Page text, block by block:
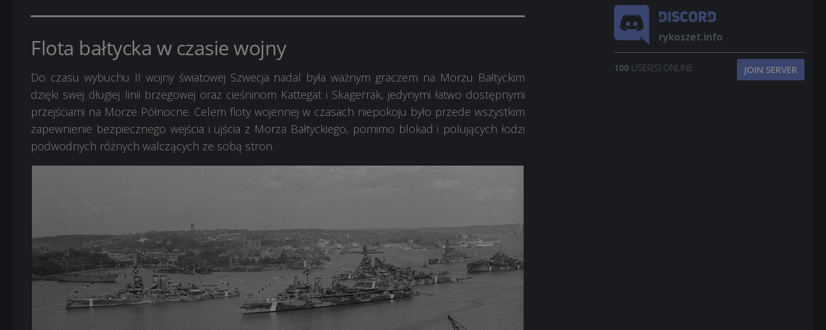
Flota bałtycka w czasie wojny
Do czasu wybuchu II wojny światowej Szwecja nadal była ważnym graczem na Morzu Bałtyckim
dzięki swej długiej linii brzegowej oraz cieśninom Kattegat i Skagerrak, jedynymi łatwo dostępnymi
przejściami na Morze Północne. Celem floty wojennej w czasach niepokoju było przede wszystkim
zapewnienie bezpiecznego wejścia i ujścia z Morza Bałtyckiego, pomimo blokad i polujących łodzi
podwodnych różnych walczących ze sobą stron.
rykoszet.info
100 USER(S) ONLINE JOIN SERVER